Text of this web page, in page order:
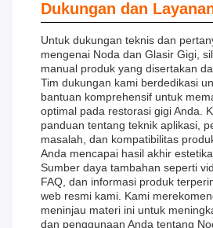
Dukungan dan
Untuk dukungan teknis dan
mengenai Noda dan Glasir Gigi,
manual produk yang disertakan
Tim dukungan kami berdedikasi
bantuan komprehensif untuk
optimal pada restorasi gigi Anda.
panduan tentang teknik aplikasi,
masalah, dan kompatibilitas
Anda mencapai hasil akhir
Sumber daya tambahan seperti
FAQ, dan informasi produk
web resmi kami. Kami
meninjau materi ini untuk
dan penggunaan Anda tentang